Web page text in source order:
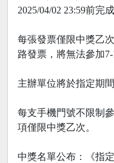
2025/04/02 23:59前完
每張發票僅限中獎乙
路發票，將無法參加7-
主辦單位將於指定期
每支手機門號不限制
項僅限中獎乙次。
中獎名單公布：《指